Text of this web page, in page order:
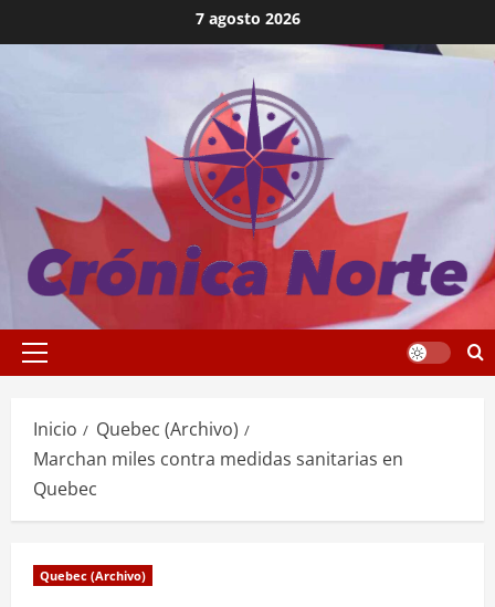
al
7 agosto 2026
Menú
Inicio
Quebec (Archivo)
Marchan miles contra medidas sanitarias en
Quebec
Quebec (Archivo)